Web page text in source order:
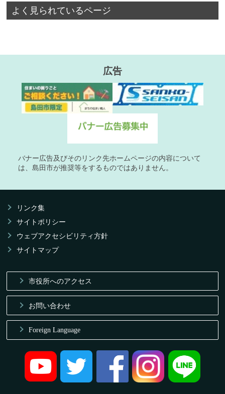
よく見られているページ
広告
バナー広告及びそのリンク先ホームページの内容について
は、島田市が推奨等をするものではありません。
リンク集
サイトポリシー
ウェブアクセシビリティ方針
サイトマップ
市役所へのアクセス
お問い合わせ
Foreign Language